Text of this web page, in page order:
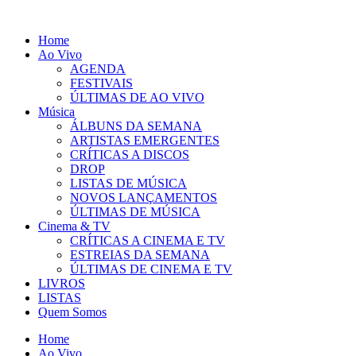
conteúdo
Home
Ao Vivo
AGENDA
FESTIVAIS
ÚLTIMAS DE AO VIVO
Música
ÁLBUNS DA SEMANA
ARTISTAS EMERGENTES
CRÍTICAS A DISCOS
DROP
LISTAS DE MÚSICA
NOVOS LANÇAMENTOS
ÚLTIMAS DE MÚSICA
Cinema & TV
CRÍTICAS A CINEMA E TV
ESTREIAS DA SEMANA
ÚLTIMAS DE CINEMA E TV
LIVROS
LISTAS
Quem Somos
Home
Ao Vivo